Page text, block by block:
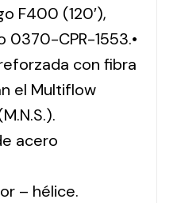
F400 (120′),
CPR-1553.•
con fibra
el Multiflow
acero
– hélice.